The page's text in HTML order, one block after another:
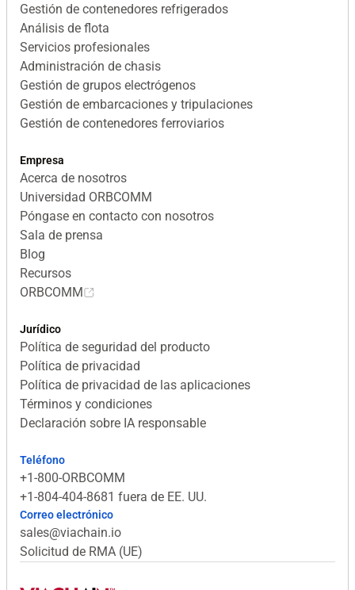
Gestión de contenedores refrigerados
Análisis de flota
Servicios profesionales
Administración de chasis
Gestión de grupos electrógenos
Gestión de embarcaciones y tripulaciones
Gestión de contenedores ferroviarios
Empresa
Acerca de nosotros
Universidad ORBCOMM
Póngase en contacto con nosotros
Sala de prensa
Blog
Recursos
ORBCOMM
Jurídico
Política de seguridad del producto
Política de privacidad
Política de privacidad de las aplicaciones
Términos y condiciones
Declaración sobre IA responsable
Teléfono
+1-800-ORBCOMM
+1-804-404-8681 fuera de EE. UU.
Correo electrónico
sales@viachain.io
Solicitud de RMA (UE)